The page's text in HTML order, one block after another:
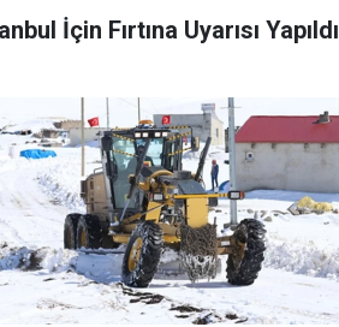
İçin Fırtına Uyarısı Yapıldı